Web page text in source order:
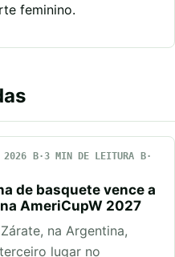
feminino.
2026
3 MIN DE LEITURA
de basquete vence a
AmeriCupW 2027
na Argentina,
lugar no